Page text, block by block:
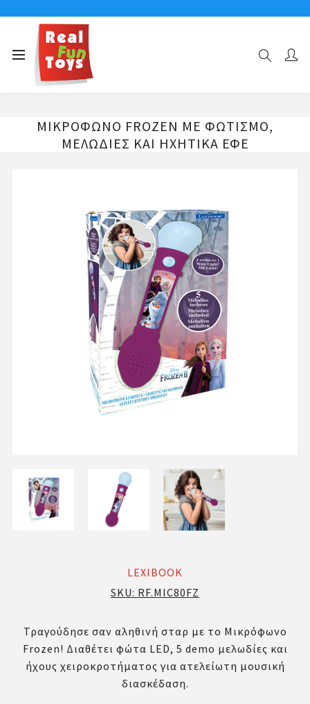
Αρχική σελίδα
ΜΙΚΡΟΦΩΝΟ FROZEN ME ΦΩΤΙΣΜΟ, ΜΕΛΩΔΙΕΣ ΚΑΙ ΗΧΗΤΙΚΑ ΕΦΕ
ΜΙΚΡΟΦΩΝΟ FROZEN ME ΦΩΤΙΣΜΟ,
ΜΕΛΩΔΙΕΣ ΚΑΙ ΗΧΗΤΙΚΑ ΕΦΕ
LEXIBOOK
SKU: RF.MIC80FZ
Τραγούδησε σαν αληθινή σταρ με το Μικρόφωνο
Frozen! Διαθέτει φώτα LED, 5 demo μελωδίες και
ήχους χειροκροτήματος για ατελείωτη μουσική
διασκέδαση.